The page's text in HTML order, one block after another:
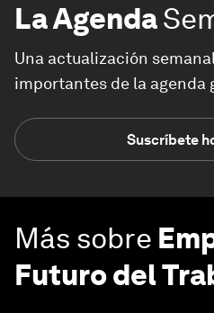
La Agenda
Una actualización
importantes de la agenda
Suscríbete
Más sobre
Futuro del